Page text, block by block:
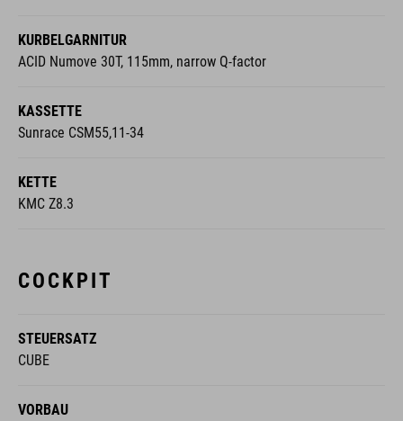
KURBELGARNITUR
ACID Numove 30T, 115mm, narrow Q-factor
KASSETTE
Sunrace CSM55,11-34
KETTE
KMC Z8.3
COCKPIT
STEUERSATZ
CUBE
VORBAU